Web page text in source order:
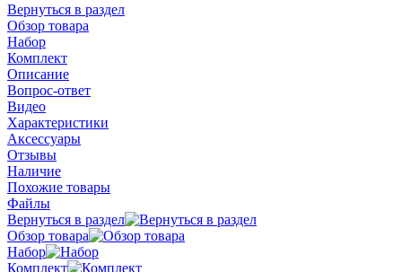
Вернуться в раздел
Обзор товара
Набор
Комплект
Описание
Вопрос-ответ
Видео
Характеристики
Аксессуары
Отзывы
Наличие
Похожие товары
Файлы
Вернуться в раздел
Обзор товара
Набор
Комплект